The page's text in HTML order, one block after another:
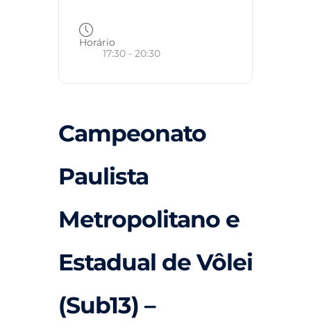
Horário
17:30 - 20:30
Campeonato
Paulista
Metropolitano e
Estadual de Vôlei
(Sub13) –